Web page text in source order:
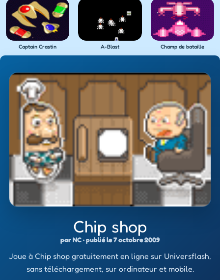
Chip shop
par NC · publié le 7 octobre 2009
Joue à Chip shop gratuitement en ligne sur Universflash,
sans téléchargement, sur ordinateur et mobile.
Captain Crastin A-Blast Champ de bataille